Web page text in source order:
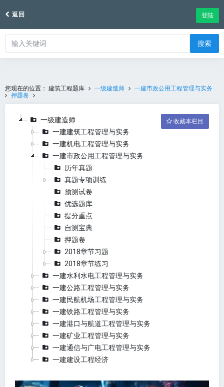
返回 登陆
搜索
您现在的位置： 建筑工程题库 一级建造师
一建市政公用工程管理与实务
押题卷
收藏本栏目
一级建造师
一建建筑工程管理与实务
一建机电工程管理与实务
一建市政公用工程管理与实务
历年真题
真题专项训练
预测试卷
优选题库
提分重点
自测宝典
押题卷
2018章节习题
2018章节练习
一建水利水电工程管理与实务
一建公路工程管理与实务
一建民航机场工程管理与实务
一建铁路工程管理与实务
一建港口与航道工程管理与实务
一建矿业工程管理与实务
一建通信与广电工程管理与实务
一建建设工程经济